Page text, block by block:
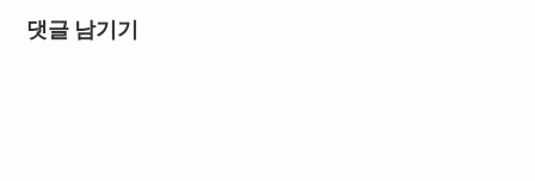
댓글 남기기